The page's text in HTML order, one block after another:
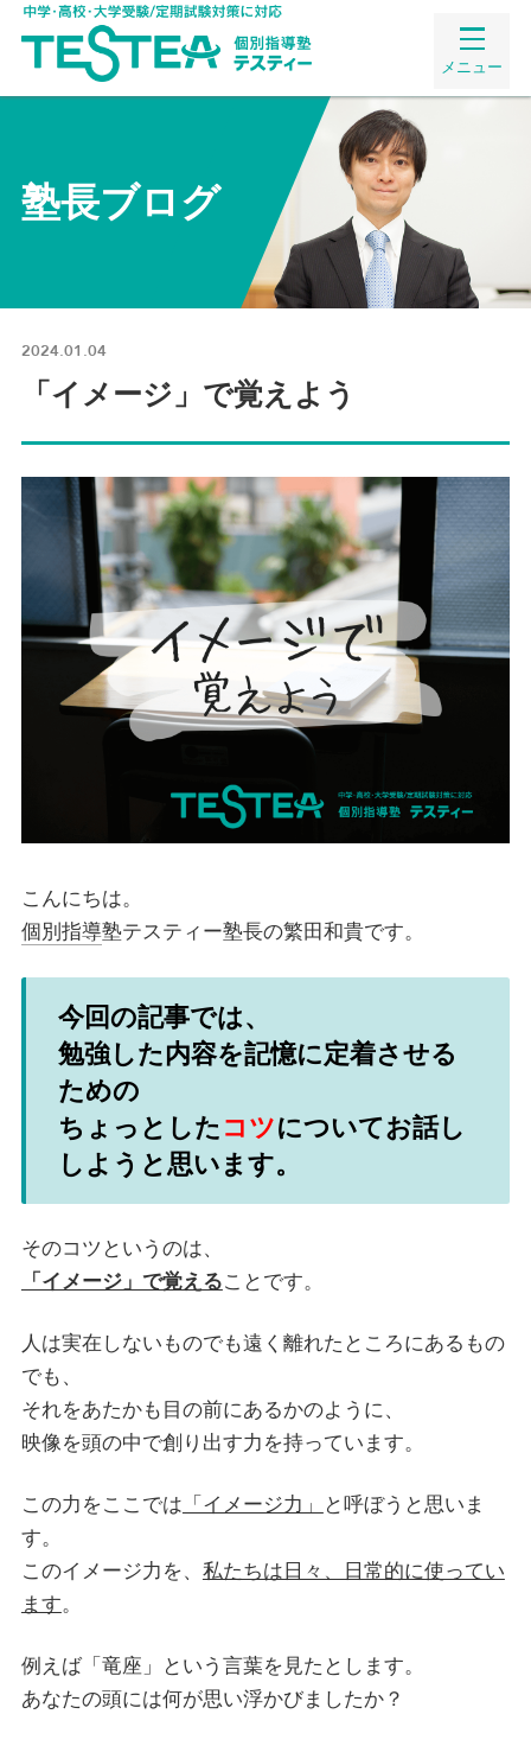
メニュー
塾長ブログ
2024.01.04
「イメージ」で覚えよう
こんにちは。
個別指導塾テスティー塾長の繁田和貴です。
今回の記事では、
勉強した内容を記憶に定着させる
ための
ちょっとした コツについてお話し
しようと思います。
そのコツというのは、
「イメージ」で覚えることです。
人は実在しないものでも遠く離れたところにあるもの
でも、
それをあたかも目の前にあるかのように、
映像を頭の中で創り出す力を持っています。
この力をここでは 「イメージ力」
と呼ぼうと思いま
す。
このイメージ力を、 私たちは日々、日常的に使ってい
ます。
例えば「竜座」という言葉を見たとします。
あなたの頭には何が思い浮かびましたか？